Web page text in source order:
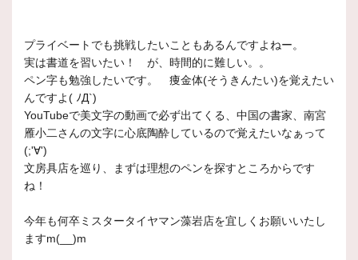
プライベートでも挑戦したいこともあるんですよねー。
実は書道を習いたい！ が、時間的に難しい。。
ペン字も勉強したいです。 痩金体(そうきんたい)を覚えたい
んですよ( ﾉД`)
YouTubeで美文字の動画で必ず出てくる、中国の書家、南宮
雁小二さんの文字に心底陶酔しているので覚えたいなぁって
(;'∀')
文房具店を巡り、まずは理想のペンを探すところからです
ね！
今年も何卒ミスタータイヤマン藻岩店を宜しくお願いいたし
ますm(__)m